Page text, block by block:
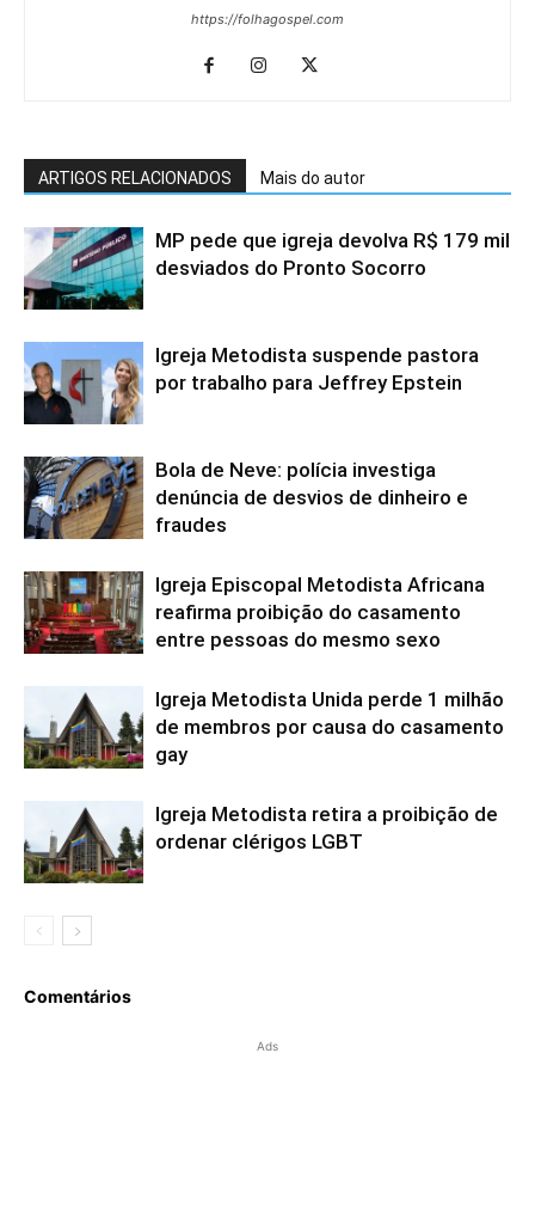
https://folhagospel.com
ARTIGOS RELACIONADOS Mais do autor
MP pede que igreja devolva R$ 179 mil
desviados do Pronto Socorro
Igreja Metodista suspende pastora
por trabalho para Jeffrey Epstein
Bola de Neve: polícia investiga
denúncia de desvios de dinheiro e
fraudes
Igreja Episcopal Metodista Africana
reafirma proibição do casamento
entre pessoas do mesmo sexo
Igreja Metodista Unida perde 1 milhão
de membros por causa do casamento
gay
Igreja Metodista retira a proibição de
ordenar clérigos LGBT
Comentários
Ads